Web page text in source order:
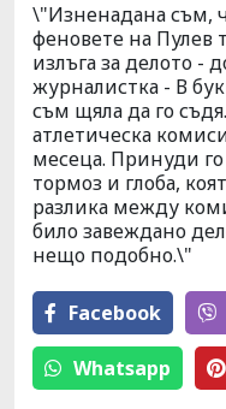
\"Изненадана съм,
феновете на Пулев
излъга за делото -
журналистка - В
съм щяла да го
атлетическа
месеца. Принуди
тормоз и глоба,
разлика между
било завеждано
нещо подобно.\"
Facebook
Whatsapp